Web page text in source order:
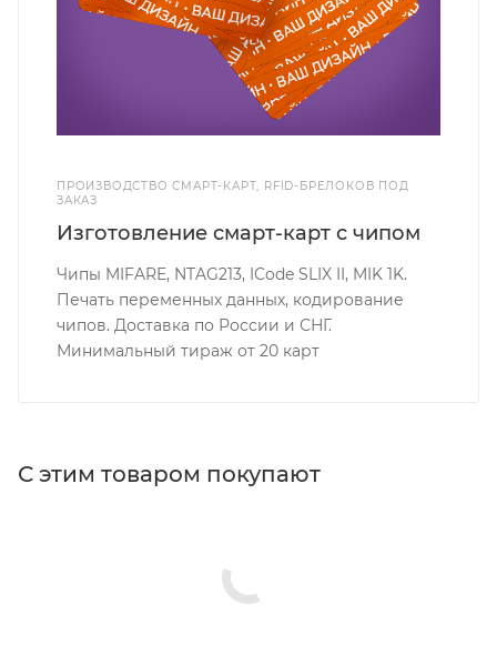
ПРОИЗВОДСТВО СМАРТ-КАРТ, RFID-БРЕЛОКОВ ПОД
ЗАКАЗ
Изготовление смарт-карт с чипом
Чипы MIFARE, NTAG213, ICode SLIX II, MIK 1K.
Печать переменных данных, кодирование
чипов. Доставка по России и СНГ.
Минимальный тираж от 20 карт
С этим товаром покупают